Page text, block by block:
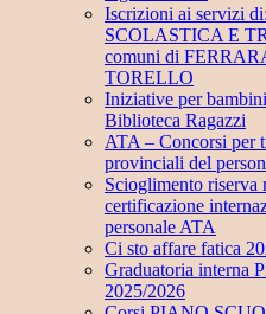
Iscrizioni ai servizi
SCOLASTICA E
comuni di
TORELLO
Iniziative per
Biblioteca Ragazzi
ATA – Concorsi per
provinciali del
Scioglimento riserva
certificazione
personale ATA
Ci sto affare fatica
Graduatoria interna
2025/2026